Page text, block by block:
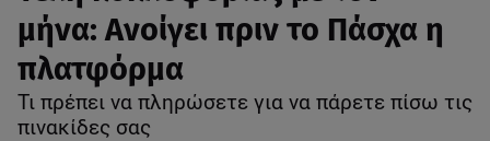
μήνα: Ανοίγει πριν το Πάσχα η
πλατφόρμα
Τι πρέπει να πληρώσετε για να πάρετε πίσω τις
πινακίδες σας